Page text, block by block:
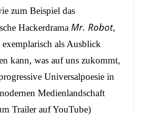
zum Beispiel das
Hackerdrama Mr. Robot,
exemplarisch als Ausblick
kann, was auf uns zukommt,
Universalpoesie in
Medienlandschaft
Trailer auf YouTube)